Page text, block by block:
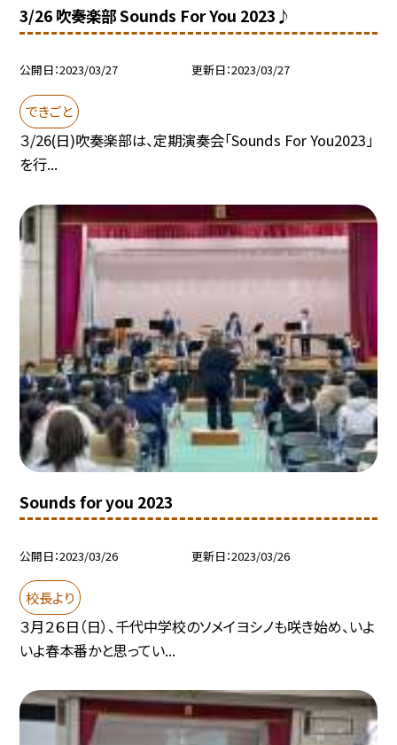
3/26 吹奏楽部 Sounds For You 2023♪
公開日 2023/03/27 更新日 2023/03/27
できごと
３/26(日)吹奏楽部は、定期演奏会「Sounds For You2023」
を行...
Sounds for you 2023
公開日 2023/03/26 更新日 2023/03/26
校長より
３月２６日（日）、千代中学校のソメイヨシノも咲き始め、いよ
いよ春本番かと思ってい...